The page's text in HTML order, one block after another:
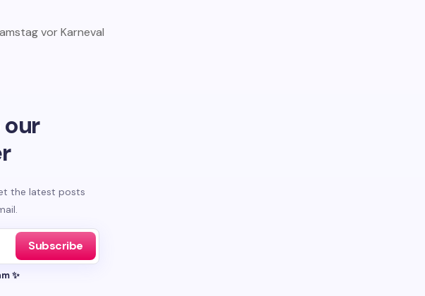
vor Karneval
the latest posts
Subscribe
✨